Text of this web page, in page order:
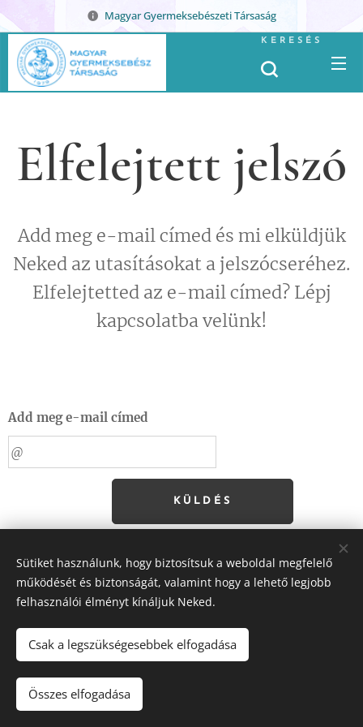
Magyar Gyermeksebészeti Társaság
KERESÉS
Elfelejtett jelszó
Add meg e-mail címed és mi elküldjük
Neked az utasításokat a jelszócseréhez.
Elfelejtetted az e-mail címed? Lépj
kapcsolatba velünk!
Add meg e-mail címed
KÜLDÉS
© 2023 Magyar Gyermeksebész Társaság
Minden jog fenntartva
Sütiket használunk, hogy biztosítsuk a weboldal megfelelő
működését és biztonságát, valamint hogy a lehető legjobb
felhasználói élményt kínáljuk Neked.
Csak a legszükségesebbek elfogadása
Összes elfogadása